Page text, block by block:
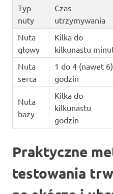
Typ
nuty
Czas
utrzymywania
Nuta
głowy
Kilka do
kilkunastu
Nuta
serca
1 do 4 (nawet 6)
godzin
Nuta
bazy
Kilka do
kilkunastu
godzin
Praktyczne
testowania